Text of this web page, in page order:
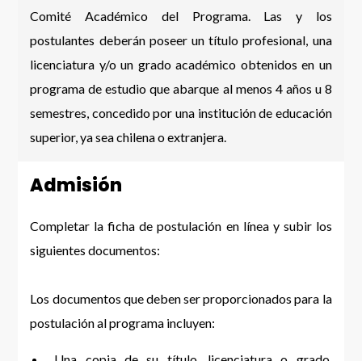
Comité Académico del Programa. Las y los
postulantes deberán poseer un título profesional, una
licenciatura y/o un grado académico obtenidos en un
programa de estudio que abarque al menos 4 años u 8
semestres, concedido por una institución de educación
superior, ya sea chilena o extranjera.
Admisión
Completar la ficha de postulación en línea y subir los
siguientes documentos:
Los documentos que deben ser proporcionados para la
postulación al programa incluyen: